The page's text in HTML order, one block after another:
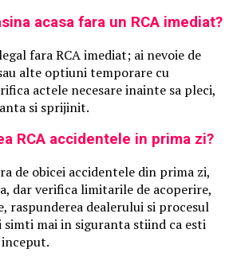
acasa fara un RCA imediat?
fara RCA imediat; ai nevoie de
alte optiuni temporare cu
actele necesare inainte sa pleci,
si sprijinit.
RCA accidentele in prima zi?
de obicei accidentele din prima zi,
dar verifica limitarile de acoperire,
raspunderea dealerului si procesul
simti mai in siguranta stiind ca esti